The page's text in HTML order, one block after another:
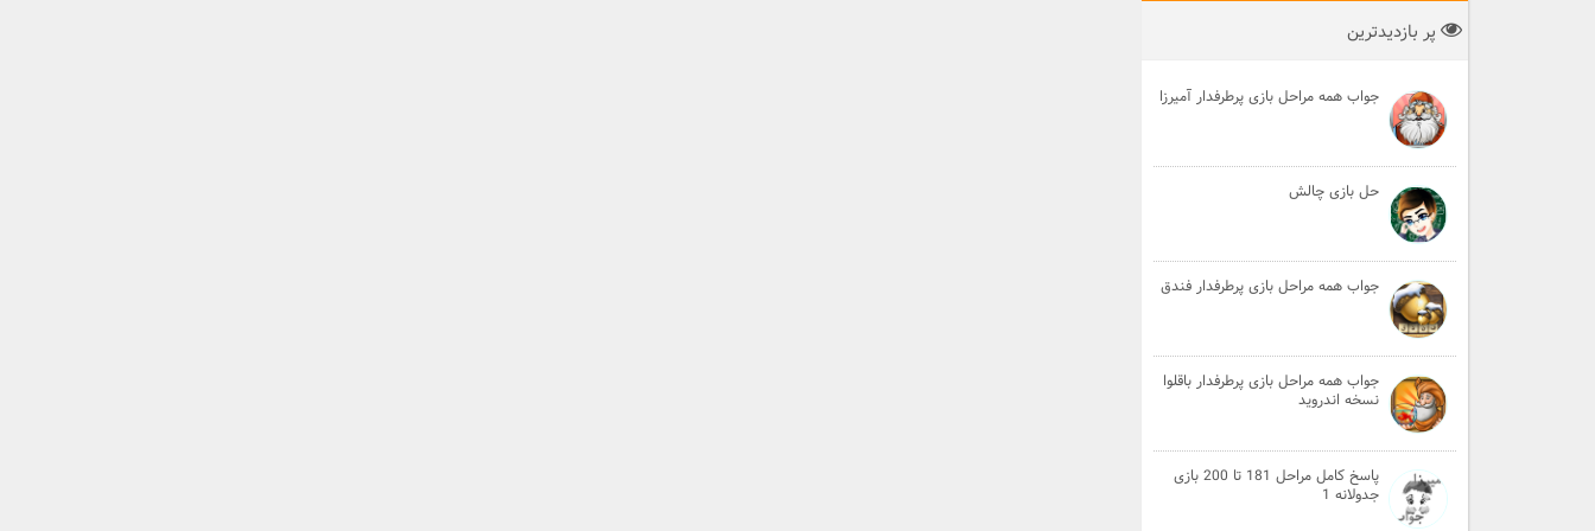
پر بازدیدترین
جواب همه مراحل بازی پرطرفدار آمیرزا
حل بازی چالش
جواب همه مراحل بازی پرطرفدار فندق
جواب همه مراحل بازی پرطرفدار باقلوا
نسخه اندروید
پاسخ کامل مراحل 181 تا 200 بازی
جدولانه 1